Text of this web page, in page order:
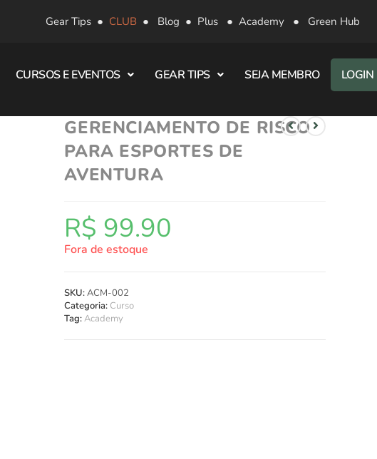
Gear Tips ● CLUB ● Blog ● Plus ● Academy ● Green Hub
CURSOS E EVENTOS GEAR TIPS SEJA MEMBRO LOGIN
GERENCIAMENTO DE RISCO
PARA ESPORTES DE
AVENTURA
R$ 99.90
Fora de estoque
SKU:ACM-002
Categoria: Curso
Tag:Academy